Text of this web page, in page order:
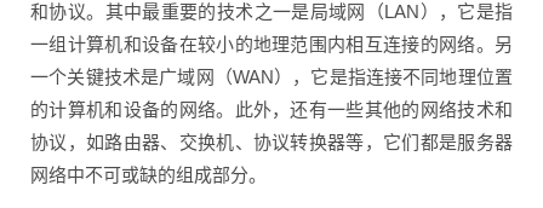
和协议。其中最重要的技术之一是局域网（LAN），它是指
一组计算机和设备在较小的地理范围内相互连接的网络。另
一个关键技术是广域网（WAN），它是指连接不同地理位置
的计算机和设备的网络。此外，还有一些其他的网络技术和
协议，如路由器、交换机、协议转换器等，它们都是服务器
网络中不可或缺的组成部分。